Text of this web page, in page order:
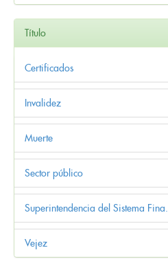
Título
Certificados
Invalidez
Muerte
Sector público
Superintendencia del Sistema Fina...
Vejez